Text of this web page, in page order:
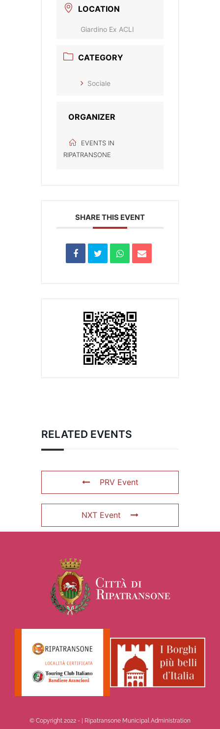
LOCATION
Giardino Ex ACLI
CATEGORY
Sociale
ORGANIZER
EVENTS IN
RIPATRANSONE
SHARE THIS EVENT
RELATED EVENTS
PRV Event
NXT Event
© Copyright 2022 - | Ripatransone Municipal Administration